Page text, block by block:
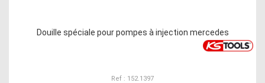
Douille spéciale pour pompes à injection mercedes
Ref : 152.1397